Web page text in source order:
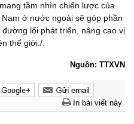
tầm nhìn chiến lược của
ở nước ngoài sẽ góp phần
lối phát triển, nâng cao vị
thế giới./.
Nguồn: TTXVN
In bài viết này